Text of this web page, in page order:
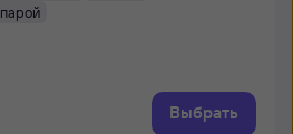
Выбрать